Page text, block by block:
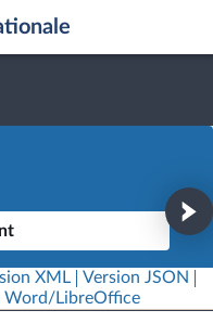
XML
Version JSON
Word/LibreOffice